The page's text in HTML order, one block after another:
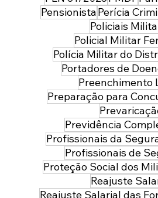
PensionistaPerícia
Policiais
Policial Militar
Polícia Militar do
Portadores de
Preenchimento
Preparação para
Previdência
Profissionais da
Profissionais de
Proteção Social dos
Reajuste